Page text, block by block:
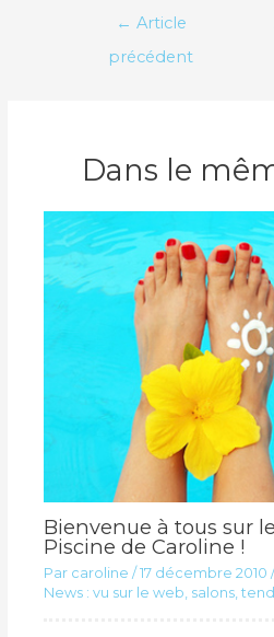
← Article
précédent
Dans le
Bienvenue à tous sur
Piscine de Caroline !
Par caroline /17 décembre 2010 /
News : vu sur le web, salons,